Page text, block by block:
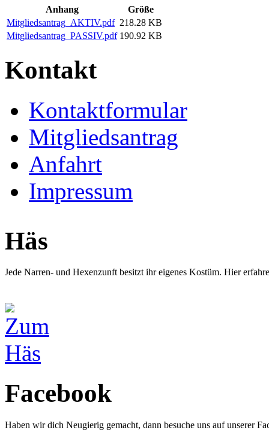
Anhang
Größe
Mitgliedsantrag_AKTIV.pdf 218.28 KB
Mitgliedsantrag_PASSIV.pdf 190.92 KB
Kontakt
Kontaktformular
Mitgliedsantrag
Anfahrt
Impressum
Häs
Jede Narren- und Hexenzunft besitzt ihr eigenes Kostüm. Hier
Facebook
Haben wir dich Neugierig gemacht, dann besuche uns auf unserer